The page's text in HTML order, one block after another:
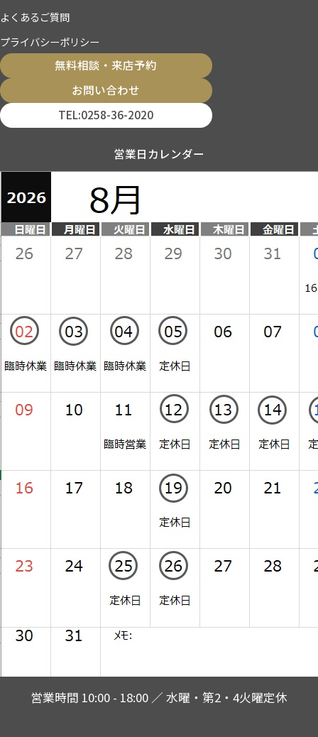
よくあるご質問
プライバシーポリシー
無料相談・来店予約
お問い合わせ
TEL:0258-36-2020
営業日カレンダー
営業時間 10:00 - 18:00 ／ 水曜・第2・4火曜定休